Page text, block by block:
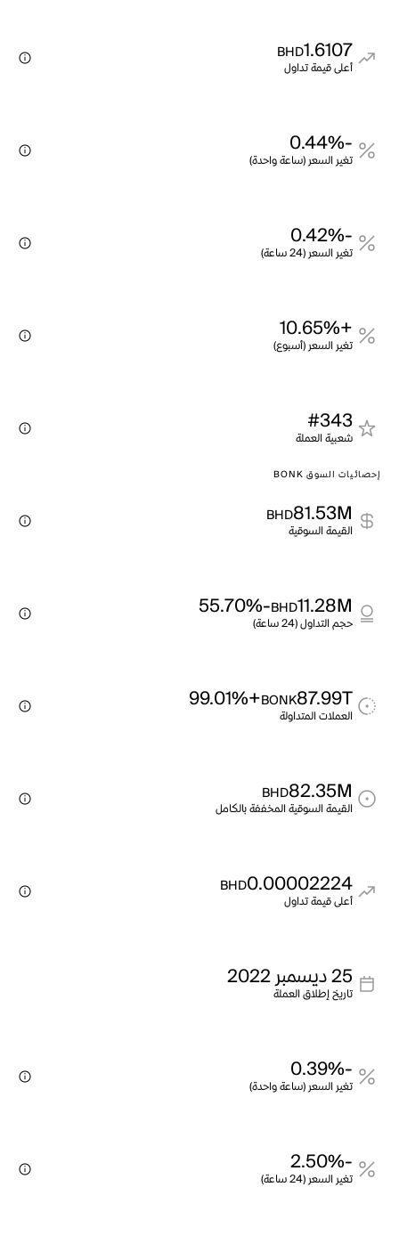
1.6107
BHD
أعلى قيمة تداول
-0.44%
تغير السعر (ساعة واحدة)
-0.42%
تغير السعر (24 ساعة)
+10.65%
تغير السعر (أسبوع)
#343
شعبية العملة
إحصائيات السوق BONK
81.53M
BHD
القيمة السوقية
11.28M
BHD
-55.70%
حجم التداول (24 ساعة)
87.99T
BONK
+99.01%
العملات المتداولة
82.35M
BHD
القيمة السوقية المخففة بالكامل
0.00002224
BHD
أعلى قيمة تداول
25 ديسمبر 2022
تاريخ إطلاق العملة
-0.39%
تغير السعر (ساعة واحدة)
-2.50%
تغير السعر (24 ساعة)